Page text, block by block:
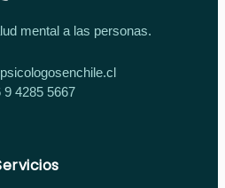
mental a las personas.
9 4285 5667